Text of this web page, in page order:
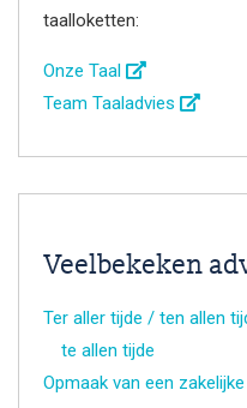
taalloketten:
Onze Taal
Team Taaladvies
Veelbekeken
Ter aller tijde / ten allen
te allen tijde
Opmaak van een